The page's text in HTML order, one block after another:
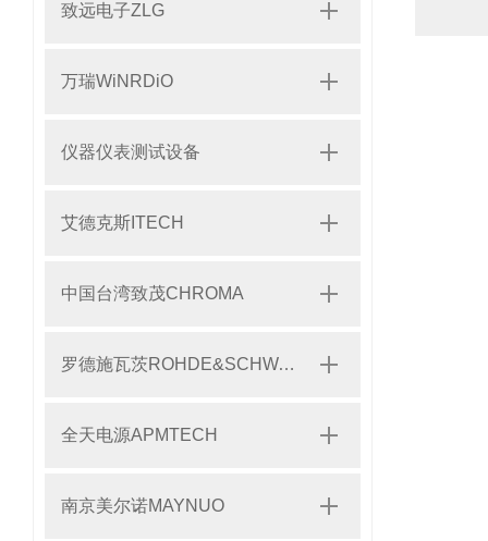
致远电子ZLG
万瑞WiNRDiO
仪器仪表测试设备
艾德克斯ITECH
中国台湾致茂CHROMA
罗德施瓦茨ROHDE&SCHWARZ
全天电源APMTECH
南京美尔诺MAYNUO